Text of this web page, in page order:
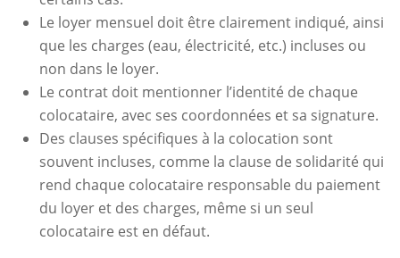
Le loyer mensuel doit être clairement indiqué, ainsi
que les charges (eau, électricité, etc.) incluses ou
non dans le loyer.
Le contrat doit mentionner l’identité de chaque
colocataire, avec ses coordonnées et sa signature.
Des clauses spécifiques à la colocation sont
souvent incluses, comme la clause de solidarité qui
rend chaque colocataire responsable du paiement
du loyer et des charges, même si un seul
colocataire est en défaut.